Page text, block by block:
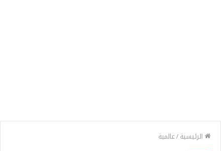
الرئيسية/عالمية